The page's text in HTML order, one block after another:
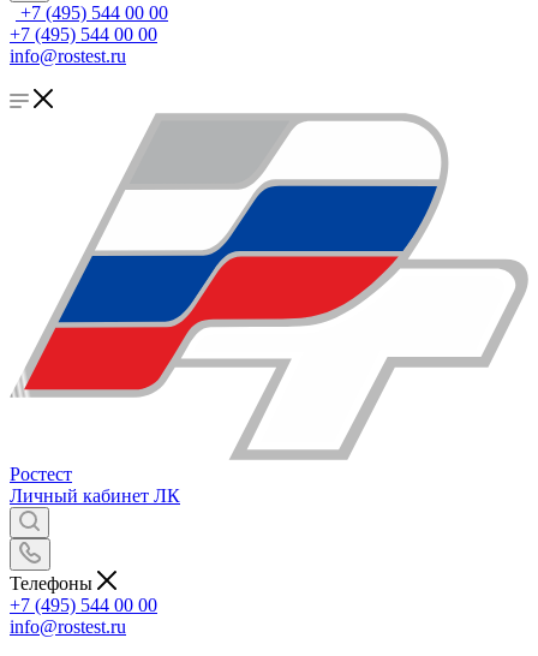
+7 (495) 544 00 00
+7 (495) 544 00 00
info@rostest.ru
Ростест
Личный кабинет ЛК
Телефоны
+7 (495) 544 00 00
info@rostest.ru